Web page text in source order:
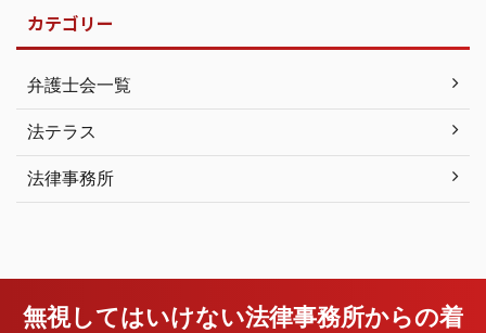
カテゴリー
弁護士会一覧
法テラス
法律事務所
無視してはいけない法律事務所からの着